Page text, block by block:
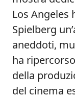
Los Angeles
Spielberg
aneddoti,
ha
della
del cinema